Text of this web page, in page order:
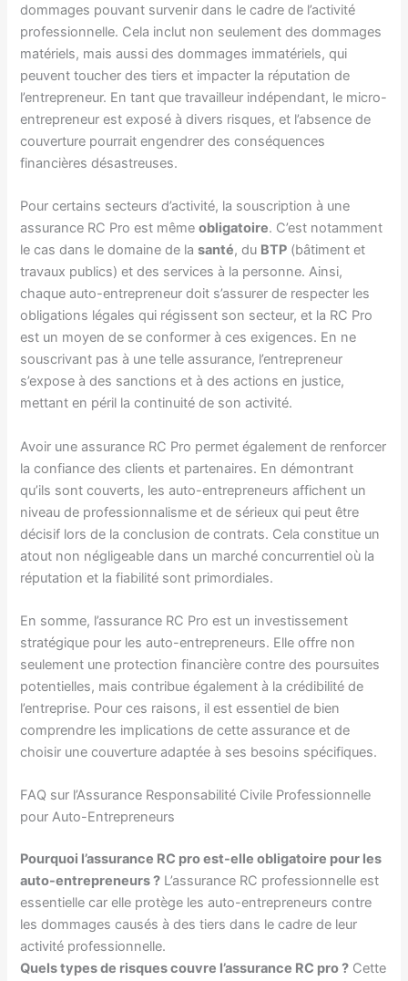
dommages pouvant survenir dans le cadre de l’activité
professionnelle. Cela inclut non seulement des dommages
matériels, mais aussi des dommages immatériels, qui
peuvent toucher des tiers et impacter la réputation de
l’entrepreneur. En tant que travailleur indépendant, le micro-
entrepreneur est exposé à divers risques, et l’absence de
couverture pourrait engendrer des conséquences
financières désastreuses.
Pour certains secteurs d’activité, la souscription à une
assurance RC Pro est mêmeobligatoire. C’est notamment
le cas dans le domaine de lasanté, du BTP (bâtiment et
travaux publics) et des services à la personne. Ainsi,
chaque auto-entrepreneur doit s’assurer de respecter les
obligations légales qui régissent son secteur, et la RC Pro
est un moyen de se conformer à ces exigences. En ne
souscrivant pas à une telle assurance, l’entrepreneur
s’expose à des sanctions et à des actions en justice,
mettant en péril la continuité de son activité.
Avoir une assurance RC Pro permet également de renforcer
la confiance des clients et partenaires. En démontrant
qu’ils sont couverts, les auto-entrepreneurs affichent un
niveau de professionnalisme et de sérieux qui peut être
décisif lors de la conclusion de contrats. Cela constitue un
atout non négligeable dans un marché concurrentiel où la
réputation et la fiabilité sont primordiales.
En somme, l’assurance RC Pro est un investissement
stratégique pour les auto-entrepreneurs. Elle offre non
seulement une protection financière contre des poursuites
potentielles, mais contribue également à la crédibilité de
l’entreprise. Pour ces raisons, il est essentiel de bien
comprendre les implications de cette assurance et de
choisir une couverture adaptée à ses besoins spécifiques.
FAQ sur l’Assurance Responsabilité Civile Professionnelle
pour Auto-Entrepreneurs
Pourquoi l’assurance RC pro est-elle obligatoire pour les
auto-entrepreneurs ? L’assurance RC professionnelle est
essentielle car elle protège les auto-entrepreneurs contre
les dommages causés à des tiers dans le cadre de leur
activité professionnelle.
Quels types de risques couvre l’assurance RC pro ? Cette